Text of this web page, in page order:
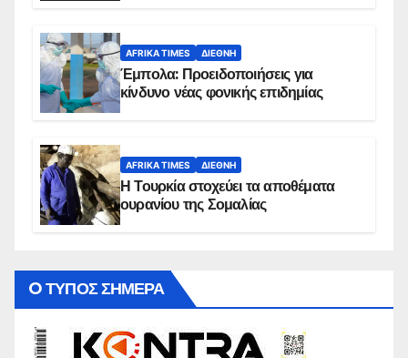
AFRIKA TIMES ΔΙΕΘΝΉ
Έμπολα: Προειδοποιήσεις για
κίνδυνο νέας φονικής επιδημίας
AFRIKA TIMES ΔΙΕΘΝΉ
Η Τουρκία στοχεύει τα αποθέματα
ουρανίου της Σομαλίας
O ΤΥΠΟΣ ΣΗΜΕΡΑ